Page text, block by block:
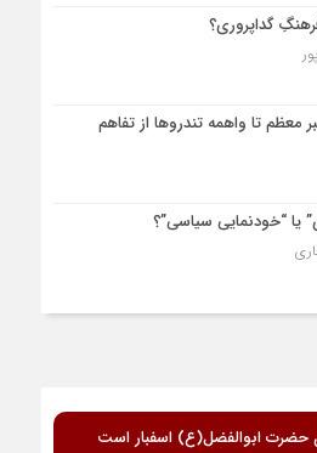
گداپروری؟
معظم تا واهمه تندروها از تفاهم
یا “خودنمایی سیاسی”؟
حضرت ابوالفضل(ع) اسفبار است